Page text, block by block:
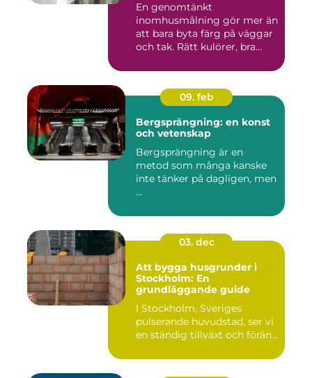
En genomtänkt
inomhusmålning gör mer än
att bara byta färg på väggar
och tak. Rätt kulörer, bra
09. feb
Bergsprängning: en konst
och vetenskap
Bergsprängning är en
metod som många kanske
inte tänker på dagligen, men
...
03. dec
Att bygga husgrunder i
Stockholm: En
grundläggande guide
I Stockholm, Sveriges
pulserande huvudstad, ser vi
en ständig tillväxt och förän...